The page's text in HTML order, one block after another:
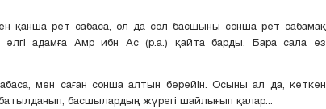
қанша рет сабаса, ол да сол басшыны сонша рет сабамақ
адамға Амр ибн Ас (р.а.) қайта барды. Бара сала өз
мен саған сонша алтын берейін. Осыны ал да, кеткен
басшылардың жүрегі шайлығып қалар...